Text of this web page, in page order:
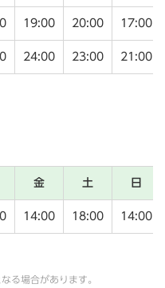
19:00 20:00 17:00
24:00 23:00 21:00
金 土 日
14:00 18:00 14:00
る場合があります。